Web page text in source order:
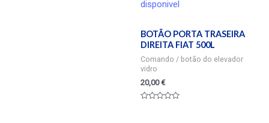
disponivel
BOTÃO PORTA TRASEIRA
DIREITA FIAT 500L
Comando / botão do elevador
vidro
20,00€